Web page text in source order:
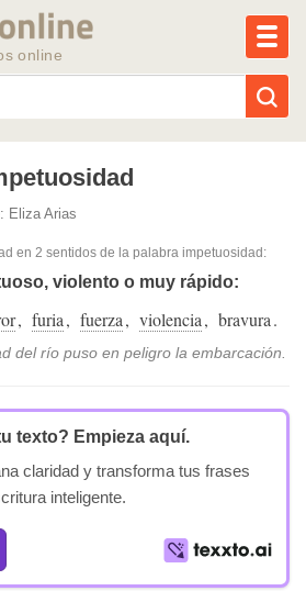
online
texto con IA
populares
populares
recientes
Eliza Arias
en 2 sentidos de la palabra impetuosidad:
violento o muy rápido:
, furia, fuerza, violencia, bravura.
del río puso en peligro la embarcación.
texto? Empieza aquí.
claridad y transforma tus frases
inteligente.